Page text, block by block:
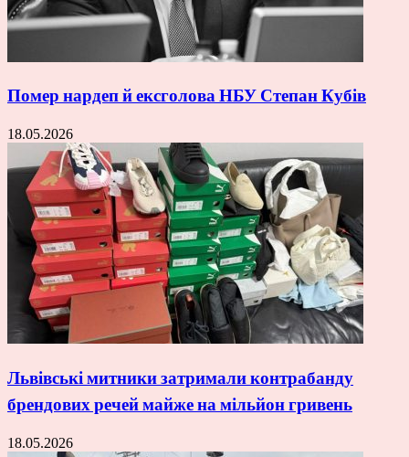
Помер нардеп й ексголова НБУ Степан Кубів
18.05.2026
Львівські митники затримали контрабанду
брендових речей майже на мільйон гривень
18.05.2026